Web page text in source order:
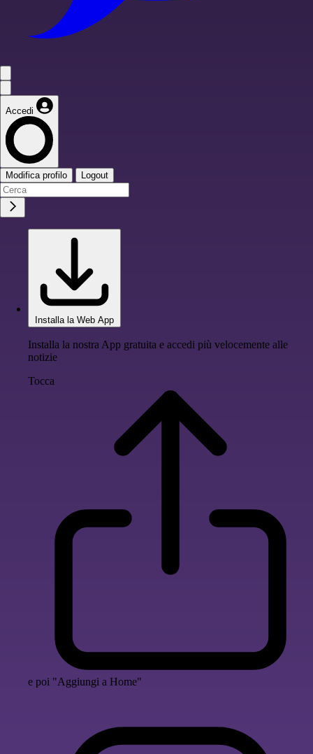
Accedi
Modifica profilo Logout
Installa la Web App
Installa la nostra App gratuita e accedi più velocemente alle
notizie
Tocca
e poi "Aggiungi a Home"